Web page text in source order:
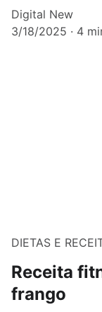
Digital New
3/18/2025
4
DIETAS E
Receita
frango